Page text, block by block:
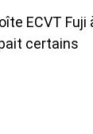
ECVT Fuji
certains